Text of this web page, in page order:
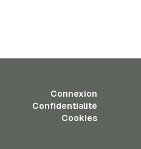
Connexion
Confidentialité
Cookies